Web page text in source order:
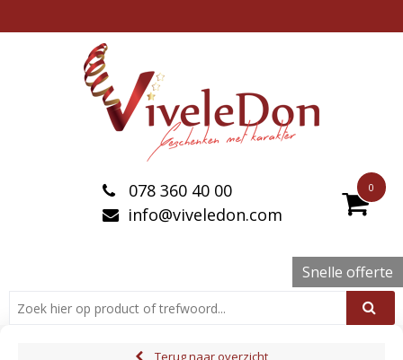
0
078 360 40 00
info@viveledon.com
Snelle offerte
Terug naar overzicht